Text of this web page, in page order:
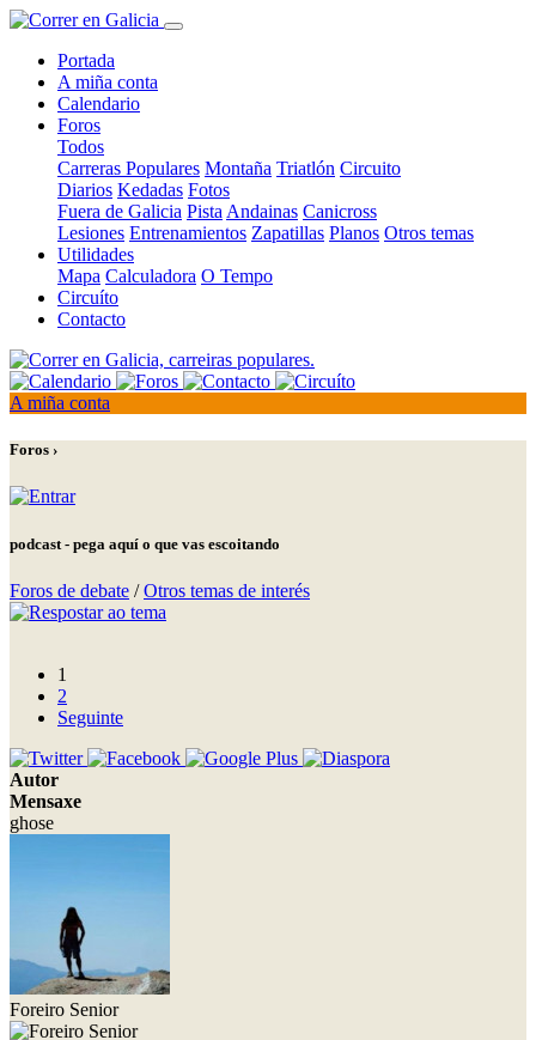
Portada
A miña conta
Calendario
Foros
Todos
Carreras Populares Montaña Triatlón Circuito
Diarios Kedadas Fotos
Fuera de Galicia Pista Andainas Canicross
Lesiones Entrenamientos Zapatillas Planos Otros temas
Utilidades
Mapa Calculadora O Tempo
Circuíto
Contacto
A miña conta
Foros ›
podcast - pega aquí o que vas escoitando
Foros de debate /Otros temas de interés
1
2
Seguinte
Autor
Mensaxe
ghose
Foreiro Senior